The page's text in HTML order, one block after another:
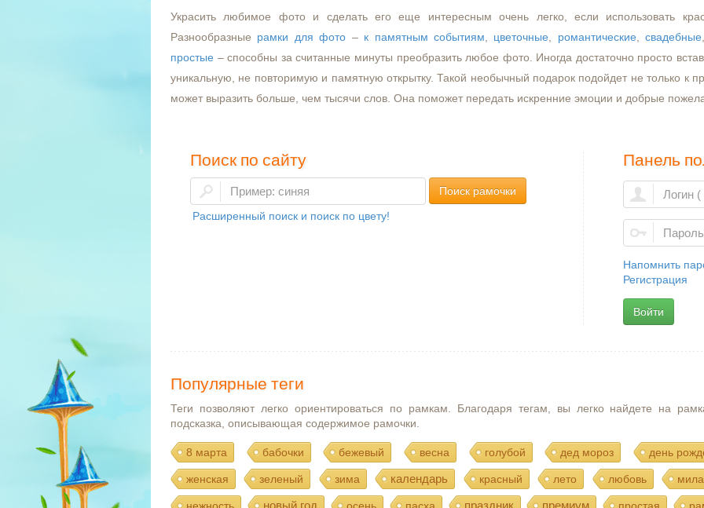
Украсить любимое фото и сделать его еще интересным очень легко, если использовать
Разнообразные рамки для фото – к памятным событиям цветочные романтические ,свадебные
простые – способны за считанные минуты преобразить любое фото. Иногда достаточно просто
уникальную, не повторимую и памятную открытку. Такой необычный подарок подойдет не только к
может выразить больше, чем тысячи слов. Она поможет передать искренние эмоции и добрые
Поиск по сайту
Поиск рамочки
Расширенный поиск и поиск по цвету!
Панель
Напомнить
Регистрация
Войти
Популярные теги
Теги позволяют легко ориентироваться по рамкам. Благодаря тегам, вы легко найдете на
подсказка, описывающая содержимое рамочки.
8 марта бабочки бежевый весна голубой дед мороз день
женская зеленый зима календарь красный лето любовь
новый год праздник премиум